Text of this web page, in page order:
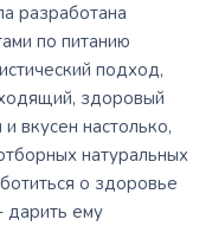
разработана
по питанию
подход,
здоровый
вкусен настолько,
натуральных
о здоровье
дарить ему